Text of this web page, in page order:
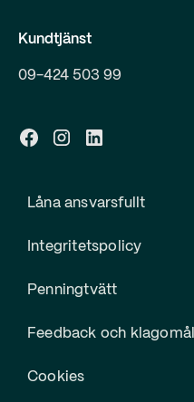
Kundtjänst
09-424 503 99
Låna ansvarsfullt
Integritetspolicy
Penningtvätt
Feedback och klagomål
Cookies